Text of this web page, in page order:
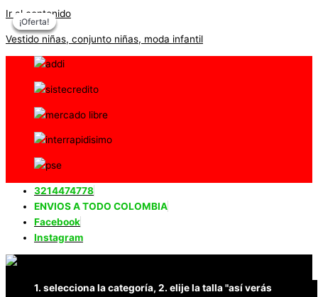
Ir al contenido
Vestido niñas, conjunto niñas, moda infantil
3214474778
ENVIOS A TODO COLOMBIA
Facebook
Instagram
1. selecciona la categoría, 2. elije la talla "así verás
¡Oferta!
¡Oferta!
¡Oferta!
¡Oferta!